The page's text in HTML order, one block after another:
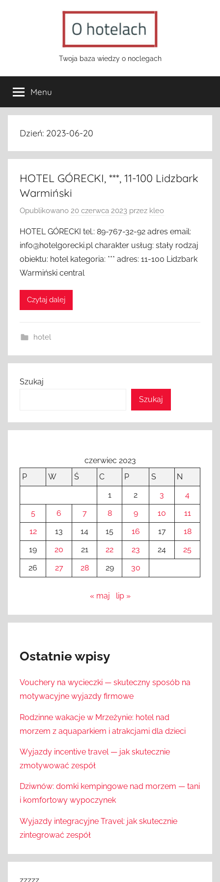
hotelach.pl
Twoja baza wiedzy o noclegach
Menu
Dzień: 2023-06-20
HOTEL GÓRECKI, ***, 11-100 Lidzbark
Warmiński
Opublikowano 20 czerwca 2023 przez kleo
HOTEL GÓRECKI tel.: 89-767-32-92 adres email:
info@hotelgorecki.pl charakter usług: stały rodzaj
obiektu: hotel kategoria: *** adres: 11-100 Lidzbark
Warmiński central
Czytaj dalej
hotel
Szukaj
Szukaj
czerwiec 2023
P
W Ś C P S
N
1
2 3
4
5
6 7 8 9 10
11
12
13 14 15 16 17
18
19
20 21 22 23 24
25
26
27 28 29 30
« maj lip »
Ostatnie wpisy
Vouchery na wycieczki — skuteczny sposób na
motywacyjne wyjazdy firmowe
Rodzinne wakacje w Mrzeżynie: hotel nad
morzem z aquaparkiem i atrakcjami dla dzieci
Wyjazdy incentive travel — jak skutecznie
zmotywować zespół
Dziwnów: domki kempingowe nad morzem — tani
i komfortowy wypoczynek
Wyjazdy integracyjne Travel: jak skutecznie
zintegrować zespół
zzzzz